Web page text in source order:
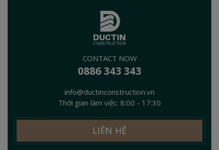
CONTACT NOW
0886 343 343
info@ductinconstruction.vn
Thời gian làm việc: 8:00 - 17:30
LIÊN HỆ